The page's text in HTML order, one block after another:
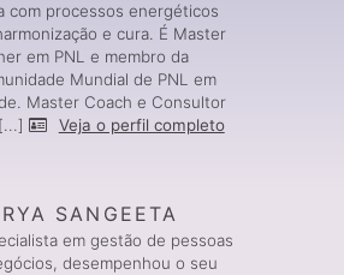
com processos energéticos
e cura. É Master
em PNL e membro da
Mundial de PNL em
Master Coach e Consultor
Veja o perfil completo
SANGEETA
em gestão de pessoas
desempenhou o seu